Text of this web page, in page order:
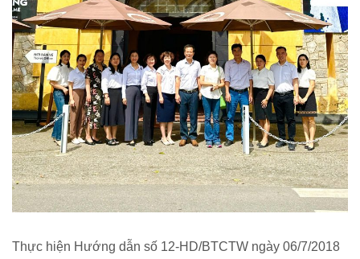
Thực hiện Hướng dẫn số 12-HD/BTCTW ngày 06/7/2018